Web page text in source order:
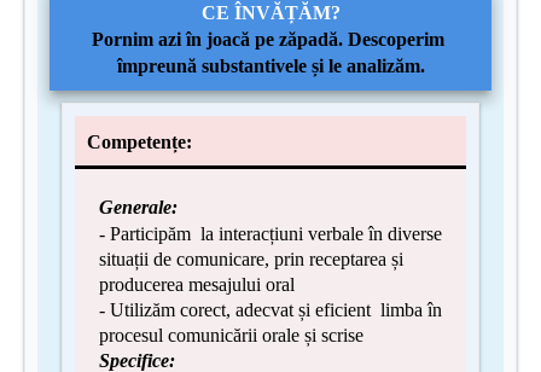
CE ÎNVĂȚĂM?
Pornim azi în joacă pe zăpadă. Descoperim
împreună substantivele și le analizăm.
Competențe:
Generale:
- Participăm la interacțiuni verbale în diverse
situații de comunicare, prin receptarea și
producerea mesajului oral
- Utilizăm corect, adecvat și eficient limba în
procesul comunicării orale și scrise
Specifice: